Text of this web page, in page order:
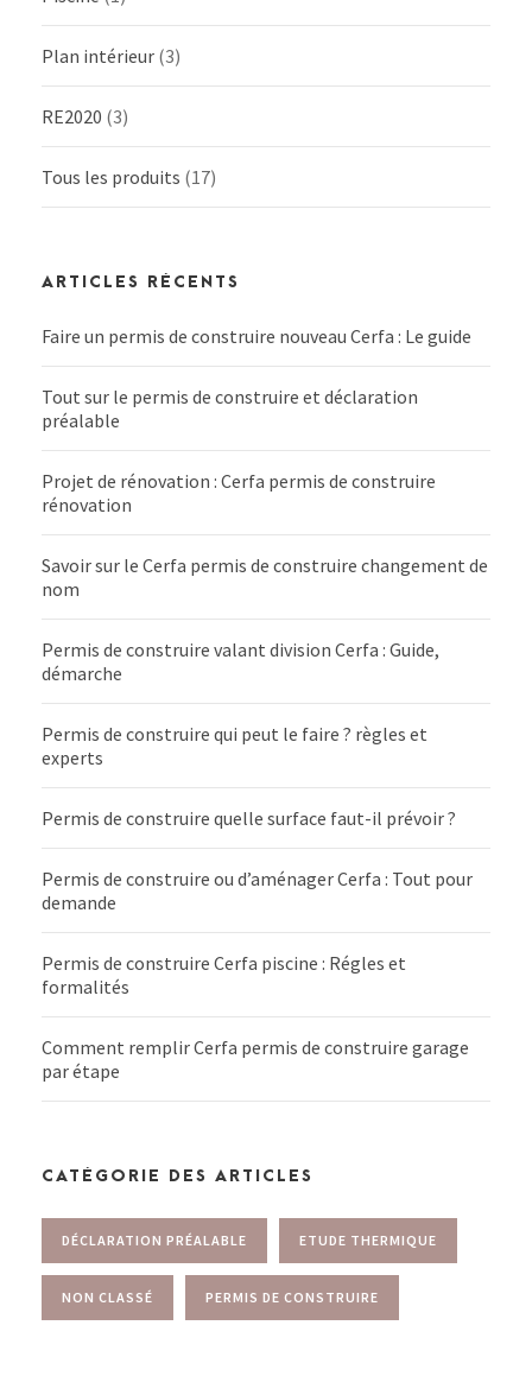
Plan intérieur (3)
RE2020 (3)
Tous les produits (17)
ARTICLES RÉCENTS
Faire un permis de construire nouveau Cerfa : Le guide
Tout sur le permis de construire et déclaration
préalable
Projet de rénovation : Cerfa permis de construire
rénovation
Savoir sur le Cerfa permis de construire changement de
nom
Permis de construire valant division Cerfa : Guide,
démarche
Permis de construire qui peut le faire ? règles et
experts
Permis de construire quelle surface faut-il prévoir ?
Permis de construire ou d’aménager Cerfa : Tout pour
demande
Permis de construire Cerfa piscine : Régles et
formalités
Comment remplir Cerfa permis de construire garage
par étape
CATÉGORIE DES ARTICLES
DÉCLARATION PRÉALABLE ETUDE THERMIQUE
NON CLASSÉ PERMIS DE CONSTRUIRE